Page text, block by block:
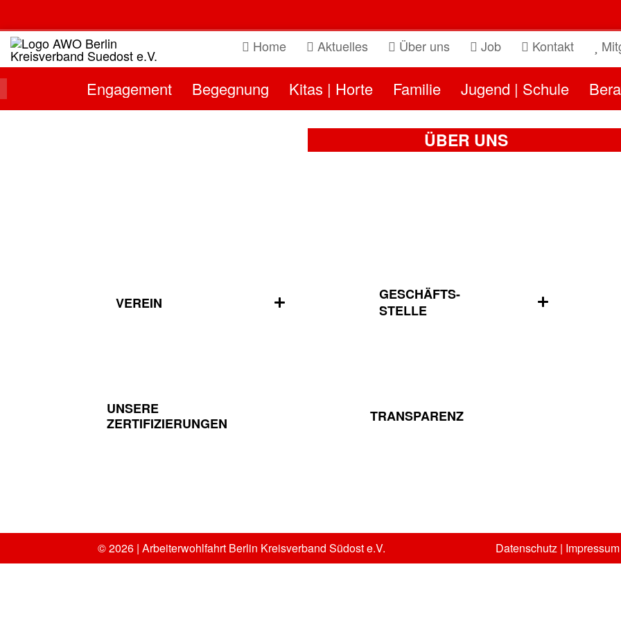
content
Home Aktuelles Über uns Job Kontakt
Engagement Begegnung Kitas | Horte Familie Jugend | Schule
ÜBER UNS
VEREIN
GESCHÄFTS-
STELLE
UNSERE
ZERTIFIZIERUNGEN
TRANSPARENZ
© 2026 | Arbeiterwohlfahrt Berlin Kreisverband Südost e.V. Datenschutz | Impressum